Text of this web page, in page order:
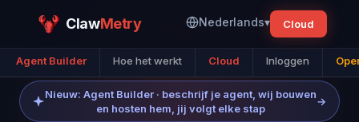
ClawMetry Nederlands▾ Cloud
Agent Builder Hoe het werkt Cloud Inloggen
Nieuw: Agent Builder · beschrijf je agent, wij bouwen
en hosten hem, jij volgt elke stap
→